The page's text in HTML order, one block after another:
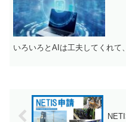
いろいろとAIは工夫してくれて